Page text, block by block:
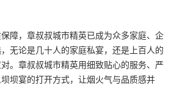
，章叔叔城市精英已成为众多家庭、企
无论是几十人的家庭私宴，还是上百人的
。章叔叔城市精英用细致贴心的服务、严
坝宴的打开方式，让烟火气与品质感并